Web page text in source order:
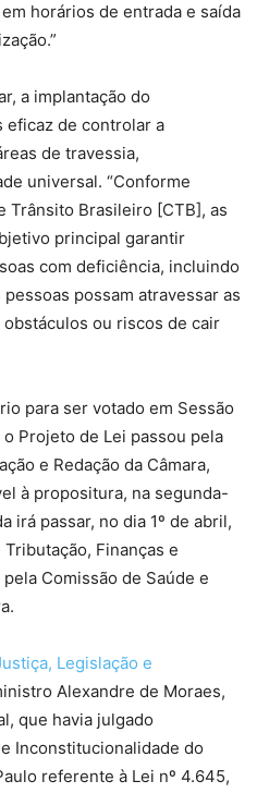
horários de entrada e saída
a implantação do
eficaz de controlar a
de travessia,
universal. “Conforme
Trânsito Brasileiro [CTB], as
principal garantir
com deficiência, incluindo
possam atravessar as
ou riscos de cair
para ser votado em Sessão
Projeto de Lei passou pela
e Redação da Câmara,
à propositura, na segunda-
irá passar, no dia 1º de abril,
Finanças e
Comissão de Saúde e
Legislação e
Alexandre de Moraes,
que havia julgado
Inconstitucionalidade do
referente à Lei nº 4.645,